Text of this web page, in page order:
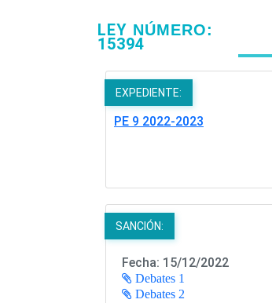
LEY NÚMERO:
15394
EXPEDIENTE:
PE 9 2022-2023
SANCIÓN:
Fecha: 15/12/2022
Debates 1
Debates 2